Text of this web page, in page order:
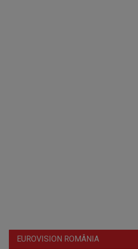
EUROVISION ROMÂNIA